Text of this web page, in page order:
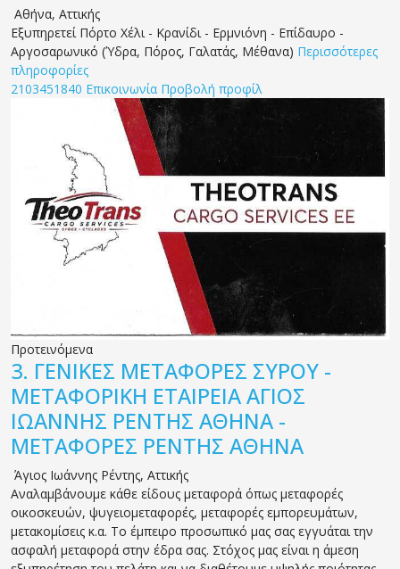
Αθήνα, Αττικής
Εξυπηρετεί Πόρτο Χέλι - Κρανίδι - Ερμνιόνη - Επίδαυρο -
Αργοσαρωνικό (Ύδρα, Πόρος, Γαλατάς, Μέθανα) Περισσότερες
πληροφορίες
2103451840 Επικοινωνία Προβολή προφίλ
Προτεινόμενα
3. ΓΕΝΙΚΕΣ ΜΕΤΑΦΟΡΕΣ ΣΥΡΟΥ -
ΜΕΤΑΦΟΡΙΚΗ ΕΤΑΙΡΕΙΑ ΑΓΙΟΣ
ΙΩΑΝΝΗΣ ΡΕΝΤΗΣ ΑΘΗΝΑ -
ΜΕΤΑΦΟΡΕΣ ΡΕΝΤΗΣ ΑΘΗΝΑ
Άγιος Ιωάννης Ρέντης, Αττικής
Αναλαμβάνουμε κάθε είδους μεταφορά όπως μεταφορές
οικοσκευών, ψυγειομεταφορές, μεταφορές εμπορευμάτων,
μετακομίσεις κ.α. Το έμπειρο προσωπικό μας σας εγγυάται την
ασφαλή μεταφορά στην έδρα σας. Στόχος μας είναι η άμεση